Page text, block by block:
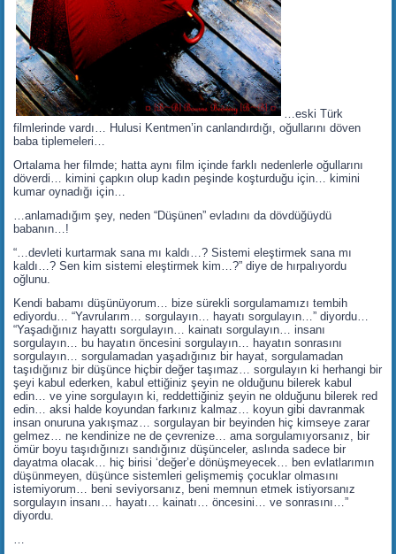
…eski Türk
filmlerinde vardı… Hulusi Kentmen’in canlandırdığı, oğullarını döven
baba tiplemeleri…
Ortalama her filmde; hatta aynı film içinde farklı nedenlerle oğullarını
döverdi… kimini çapkın olup kadın peşinde koşturduğu için… kimini
kumar oynadığı için…
…anlamadığım şey, neden “Düşünen” evladını da dövdüğüydü
babanın…!
“…devleti kurtarmak sana mı kaldı…? Sistemi eleştirmek sana mı
kaldı…? Sen kim sistemi eleştirmek kim…?” diye de hırpalıyordu
oğlunu.
Kendi babamı düşünüyorum… bize sürekli sorgulamamızı tembih
ediyordu… “Yavrularım… sorgulayın… hayatı sorgulayın…” diyordu…
“Yaşadığınız hayattı sorgulayın… kainatı sorgulayın… insanı
sorgulayın… bu hayatın öncesini sorgulayın… hayatın sonrasını
sorgulayın… sorgulamadan yaşadığınız bir hayat, sorgulamadan
taşıdığınız bir düşünce hiçbir değer taşımaz… sorgulayın ki herhangi bir
şeyi kabul ederken, kabul ettiğiniz şeyin ne olduğunu bilerek kabul
edin… ve yine sorgulayın ki, reddettiğiniz şeyin ne olduğunu bilerek red
edin… aksi halde koyundan farkınız kalmaz… koyun gibi davranmak
insan onuruna yakışmaz… sorgulayan bir beyinden hiç kimseye zarar
gelmez… ne kendinize ne de çevrenize… ama sorgulamıyorsanız, bir
ömür boyu taşıdığınızı sandığınız düşünceler, aslında sadece bir
dayatma olacak… hiç birisi ‘değer’e dönüşmeyecek… ben evlatlarımın
düşünmeyen, düşünce sistemleri gelişmemiş çocuklar olmasını
istemiyorum… beni seviyorsanız, beni memnun etmek istiyorsanız
sorgulayın insanı… hayatı… kainatı… öncesini… ve sonrasını…”
diyordu.